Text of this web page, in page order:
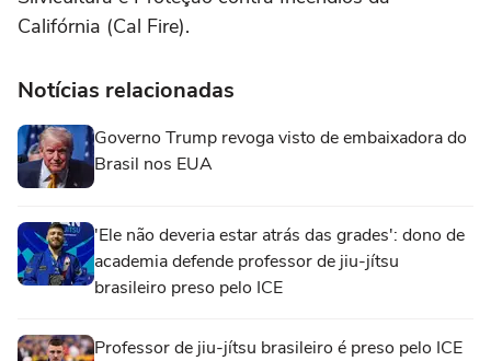
Califórnia (Cal Fire).
Notícias relacionadas
Governo Trump revoga visto de embaixadora do
Brasil nos EUA
'Ele não deveria estar atrás das grades': dono de
academia defende professor de jiu-jítsu
brasileiro preso pelo ICE
Professor de jiu-jítsu brasileiro é preso pelo ICE